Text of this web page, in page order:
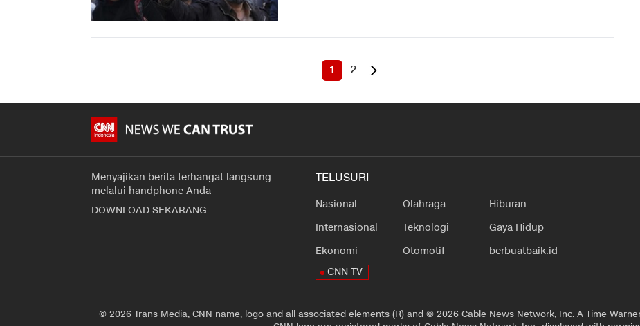
1 2
Menyajikan berita terhangat langsung
melalui handphone Anda
DOWNLOAD SEKARANG
TELUSURI
Nasional
Internasional
Ekonomi
Olahraga
Teknologi
Otomotif
Hiburan
Gaya Hidup
berbuatbaik.id
CNN TV
© 2026 Trans Media, CNN name, logo and all associated elements (R) and © 2026 Cable News Network, Inc. A Time